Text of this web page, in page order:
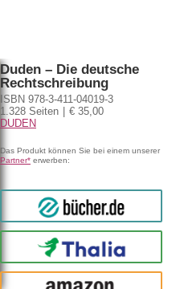
Duden – Die deutsche
Rechtschreibung
ISBN 978-3-411-04019-3
1.328 Seiten
€ 35,00
DUDEN
Das Produkt können Sie bei einem unserer
Partner* erwerben:
bücher.de
Thalia